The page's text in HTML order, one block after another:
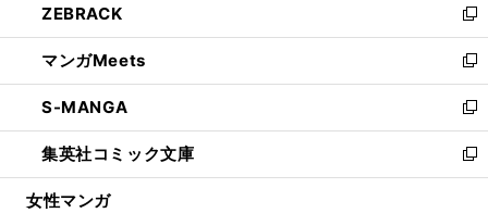
く
で
開
く
ド
ウ
で
開
く
ィ
ン
ド
ウ
で
開
く
い
ウ
ィ
ン
ド
ウ
で
開
ZEBRACK
新
し
い
ウ
ィ
ン
ド
ウ
マンガMeets
新
し
い
ウ
ィ
ン
S-MANGA
新
し
い
ウ
集英社コミック文庫
新
し
女性マンガ